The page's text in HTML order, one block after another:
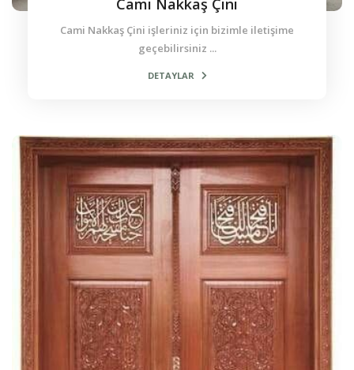
Cami Nakkaş Çini
Cami Nakkaş Çini işleriniz için bizimle iletişime
geçebilirsiniz ...
DETAYLAR